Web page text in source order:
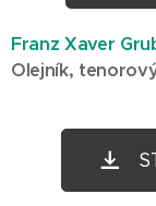
Franz Xaver
Olejník,